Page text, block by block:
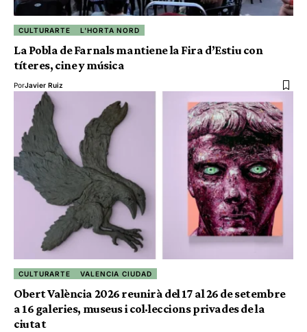
CULTURARTE L'HORTA NORD
La Pobla de Farnals mantiene la Fira d’Estiu con
títeres, cine y música
PorJavier Ruiz
CULTURARTE VALENCIA CIUDAD
Obert València 2026 reunirà del 17 al 26 de setembre
a 16 galeries, museus i col·leccions privades de la
ciutat